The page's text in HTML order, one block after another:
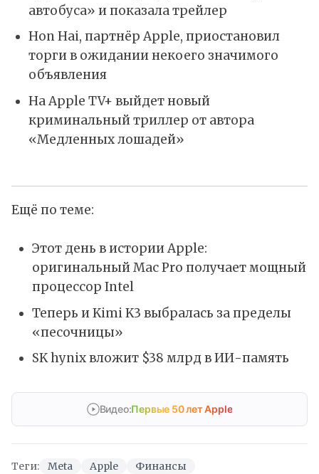
автобуса» и показала трейлер
Hon Hai, партнёр Apple, приостановил
торги в ожидании некоего значимого
объявления
На Apple TV+ выйдет новый
криминальный триллер от автора
«Медленных лошадей»
Ещё по теме:
Этот день в истории Apple:
оригинальный Mac Pro получает мощный
процессор Intel
Теперь и Kimi K3 выбралась за пределы
«песочницы»
SK hynix вложит $38 млрд в ИИ-память
Видео:Первые 50 лет Apple
Теги: Meta Apple
Финансы